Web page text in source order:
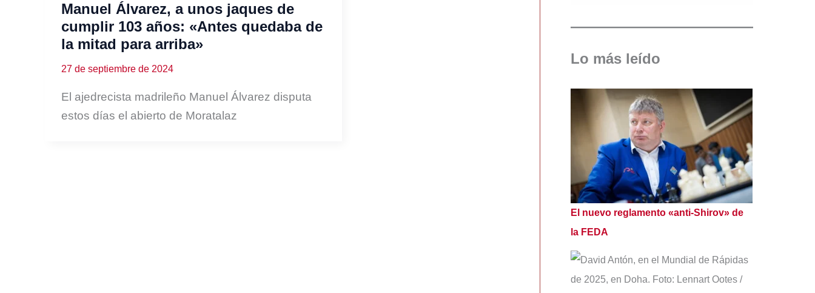
Manuel Álvarez, a unos jaques de
cumplir 103 años: «Antes quedaba de
la mitad para arriba»
27 de septiembre de 2024
El ajedrecista madrileño Manuel Álvarez disputa
estos días el abierto de Moratalaz
Lo más leído
El nuevo reglamento «anti-Shirov» de
la FEDA